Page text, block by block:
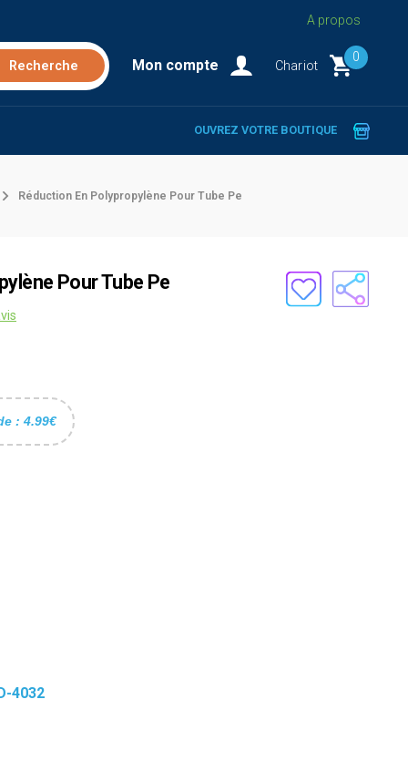
A propos
Mon compte Chariot
0
OUVREZ VOTRE BOUTIQUE
Réduction En Polypropylène Pour Tube Pe
Pour Tube Pe
: 4.99€
4032